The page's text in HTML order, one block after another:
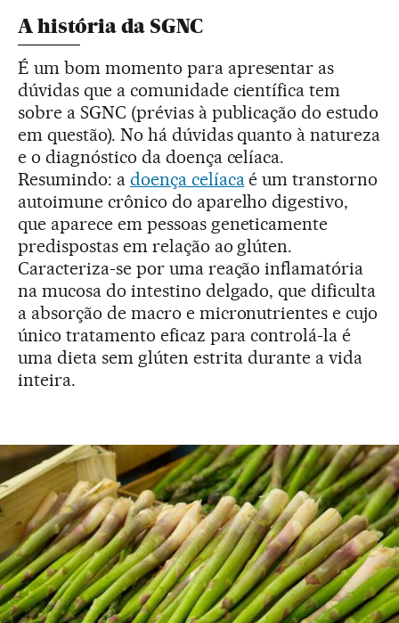
A história da SGNC
É um bom momento para apresentar as
dúvidas que a comunidade científica tem
sobre a SGNC (prévias à publicação do estudo
em questão). No há dúvidas quanto à natureza
e o diagnóstico da doença celíaca.
Resumindo: a doença celíacaé um transtorno
autoimune crônico do aparelho digestivo,
que aparece em pessoas geneticamente
predispostas em relação ao glúten.
Caracteriza-se por uma reação inflamatória
na mucosa do intestino delgado, que dificulta
a absorção de macro e micronutrientes e cujo
único tratamento eficaz para controlá-la é
uma dieta sem glúten estrita durante a vida
inteira.